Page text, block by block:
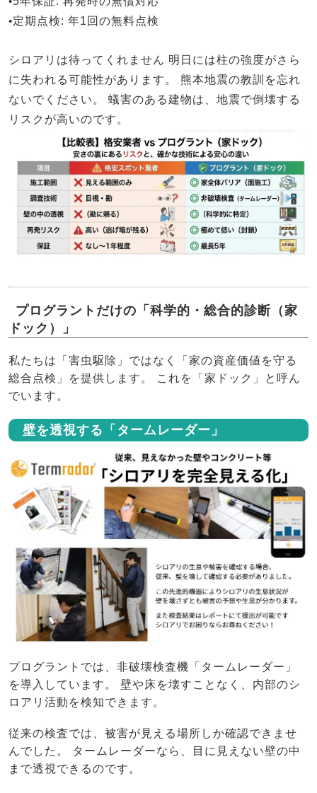
•定期点検: 年1回の無料点検
シロアリは待ってくれません 明日には柱の強度がさら
に失われる可能性があります。
熊本地震の教訓を忘れ
ないでください。
蟻害のある建物は、地震で倒壊する
リスクが高いのです。
プログラントだけの「科学的・総合的診断（家
ドック）」
私たちは「害虫駆除」ではなく「家の資産価値を守る
総合点検」を提供します。 これを「家ドック」と呼ん
でいます。
壁を透視する「タームレーダー」
プログラントでは、非破壊検査機「タームレーダー」
を導入しています。 壁や床を壊すことなく、内部のシ
ロアリ活動を検知できます。
従来の検査では、被害が見える場所しか確認できませ
んでした。 タームレーダーなら、目に見えない壁の中
まで透視できるのです。